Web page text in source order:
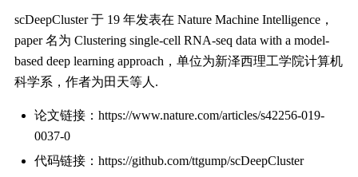
scDeepCluster 于 19 年发表在 Nature Machine Intelligence，
paper 名为 Clustering single-cell RNA-seq data with a model-
based deep learning approach，单位为新泽西理工学院计算机
科学系，作者为田天等人.
论文链接：https://www.nature.com/articles/s42256-019-
0037-0
代码链接：https://github.com/ttgump/scDeepCluster